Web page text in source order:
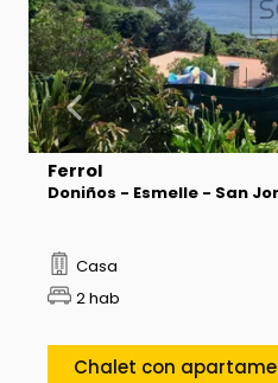
Ferrol
Doniños - Esmelle - San
Casa
2 hab